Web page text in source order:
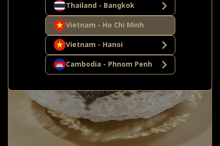
Thailand - Bangkok
Vietnam - Ho Chi Minh
Vietnam - Hanoi
Cambodia - Phnom Penh